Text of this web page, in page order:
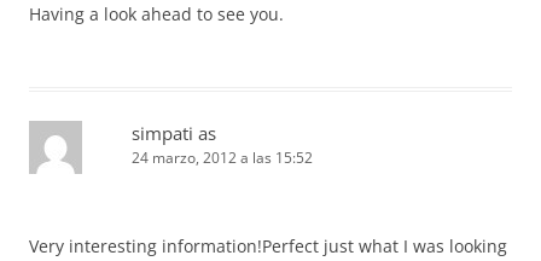
Having a look ahead to see you.
simpati as
24 marzo, 2012 a las 15:52
Very interesting information!Perfect just what I was looking